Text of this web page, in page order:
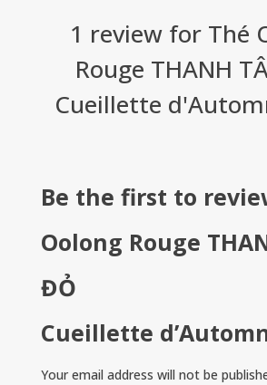
1 review for Thé
Rouge THANH
Cueillette
Be the first to
Oolong Rouge
ĐỎ
Cueillette
Your email address will not be